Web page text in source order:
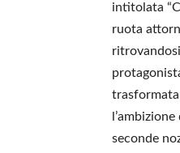
intitolata
ruota
trasformata
seconde